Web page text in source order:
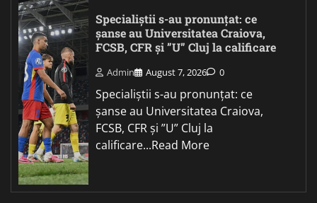
Specialiștii s-au pronunțat: ce
șanse au Universitatea Craiova,
FCSB, CFR și ”U” Cluj la calificare
Admin August 7, 2026 0
Specialiștii s-au pronunțat: ce
șanse au Universitatea Craiova,
FCSB, CFR și ”U” Cluj la
calificare...Read More